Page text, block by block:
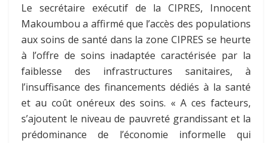
Le secrétaire exécutif de la CIPRES, Innocent
Makoumbou a affirmé que l’accès des populations
aux soins de santé dans la zone CIPRES se heurte
à l’offre de soins inadaptée caractérisée par la
faiblesse des infrastructures sanitaires, à
l’insuffisance des financements dédiés à la santé
et au coût onéreux des soins. « A ces facteurs,
s’ajoutent le niveau de pauvreté grandissant et la
prédominance de l’économie informelle qui